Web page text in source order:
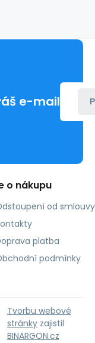
e-mail
o nákupu
od smlouvy
platba
podmínky
Tvorbu webové
stránky zajistil
BINARGON.cz